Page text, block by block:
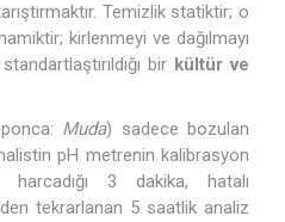
Temizlik statiktir; o
kirlenmeyi ve dağılmayı
bir kültür ve
Muda) sadece bozulan
pH metrenin kalibrasyon
3 dakika, hatalı
tekrarlanan 5 saatlik analiz